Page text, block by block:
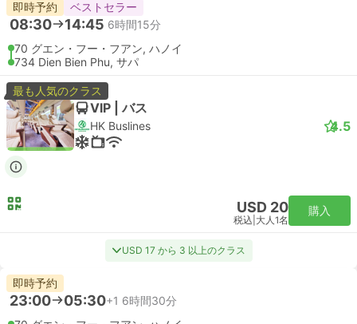
即時予約 ベストセラー
08:30 14:45 6時間15分
70 グエン・フー・フアン, ハノイ
734 Dien Bien Phu, サパ
最も人気のクラス
VIP | バス
HK Buslines 4.5
USD 20
税込 大人1名
購入
USD 17 から 3 以上のクラス
即時予約
23:00 05:30+1 6時間30分